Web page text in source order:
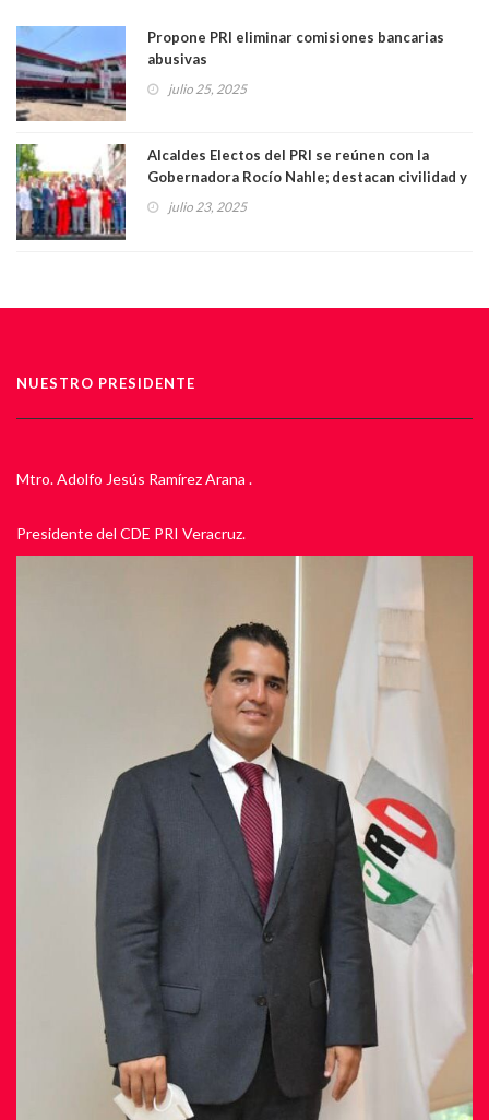
Propone PRI eliminar comisiones bancarias
abusivas
julio 25, 2025
Alcaldes Electos del PRI se reúnen con la
Gobernadora Rocío Nahle; destacan civilidad y
compromiso con Veracruz
julio 23, 2025
NUESTRO PRESIDENTE
Mtro. Adolfo Jesús Ramírez Arana .
Presidente del CDE PRI Veracruz.